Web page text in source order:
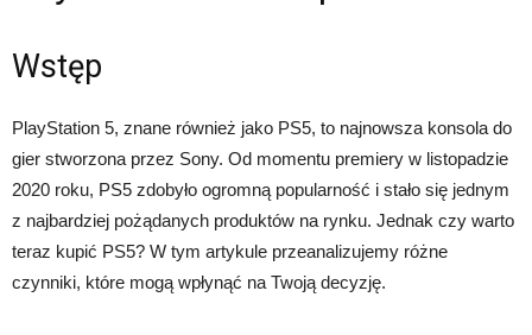
Wstęp
PlayStation 5, znane również jako PS5, to najnowsza konsola do
gier stworzona przez Sony. Od momentu premiery w listopadzie
2020 roku, PS5 zdobyło ogromną popularność i stało się jednym
z najbardziej pożądanych produktów na rynku. Jednak czy warto
teraz kupić PS5? W tym artykule przeanalizujemy różne
czynniki, które mogą wpłynąć na Twoją decyzję.